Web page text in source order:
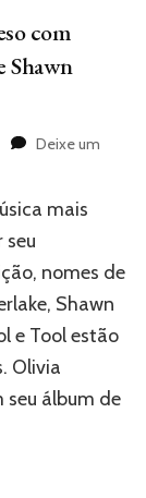
com
Shawn
Deixe um
mais
nomes de
Shawn
e Tool estão
Olivia
seu álbum de